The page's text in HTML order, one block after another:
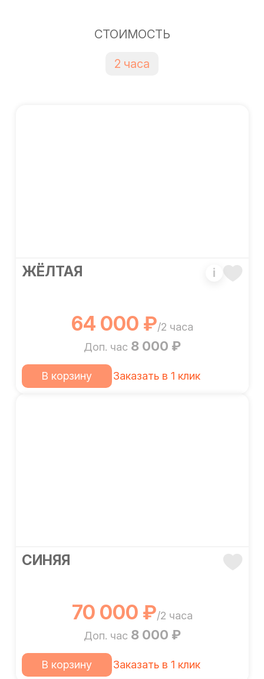
СТОИМОСТЬ
2 часа
ЖЁЛТАЯ i
64 000 ₽/2 часа
Доп. час 8 000 ₽
В корзину Заказать в 1 клик
СИНЯЯ
70 000 ₽/2 часа
Доп. час 8 000 ₽
В корзину Заказать в 1 клик